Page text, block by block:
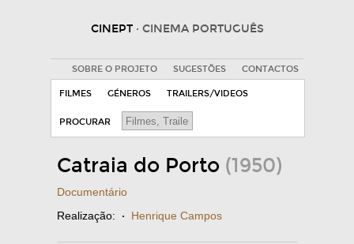
CINEPT · CINEMA PORTUGUÊS
SOBRE O PROJETO SUGESTÕES CONTACTOS
FILMES GÉNEROS TRAILERS/VIDEOS
PROCURAR
Catraia do Porto (1950)
Documentário
Realização: · Henrique Campos